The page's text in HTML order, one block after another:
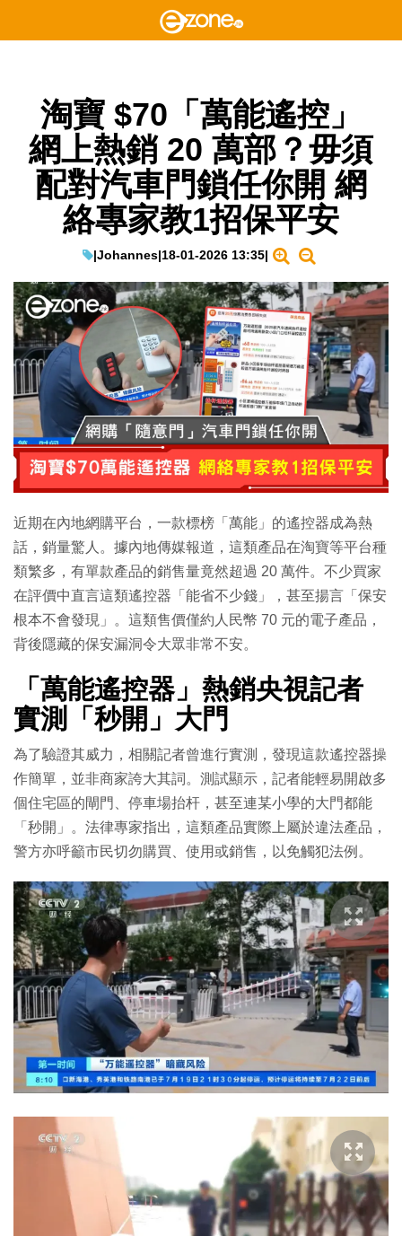
淘寶 $70「萬能遙控」
網上熱銷 20 萬部？毋須
配對汽車門鎖任你開 網
絡專家教1招保平安
|Johannes|18-01-2026 13:35|
近期在內地網購平台，一款標榜「萬能」的遙控器成為熱
話，銷量驚人。據內地傳媒報道，這類產品在淘寶等平台種
類繁多，有單款產品的銷售量竟然超過 20 萬件。不少買家
在評價中直言這類遙控器「能省不少錢」，甚至揚言「保安
根本不會發現」。這類售價僅約人民幣 70 元的電子產品，
背後隱藏的保安漏洞令大眾非常不安。
「萬能遙控器」熱銷央視記者
實測「秒開」大門
為了驗證其威力，相關記者曾進行實測，發現這款遙控器操
作簡單，並非商家誇大其詞。測試顯示，記者能輕易開啟多
個住宅區的閘門、停車場抬杆，甚至連某小學的大門都能
「秒開」。法律專家指出，這類產品實際上屬於違法產品，
警方亦呼籲市民切勿購買、使用或銷售，以免觸犯法例。